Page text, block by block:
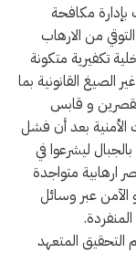
بإدارة مكافحة
من الارهاب
تكفيرية متكونة
القانونية بما
و قابس
الأمنية بعد أن فشل
ليشرعوا في
ارهابية متواجدة
عبر وسائل
التحقيق المتعهد